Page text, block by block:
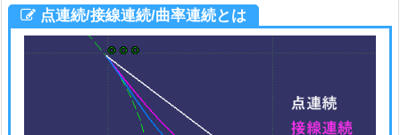
点連続/接線連続/曲率連続とは